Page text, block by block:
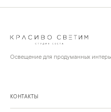
Освещение для продуманных
КОНТАКТЫ